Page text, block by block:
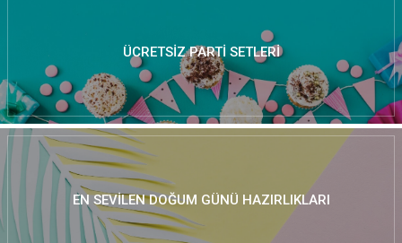
ÜCRETSIZ PARTI SETLERI
EN SEVILEN DOĞUM GÜNÜ HAZIRLIKLARI